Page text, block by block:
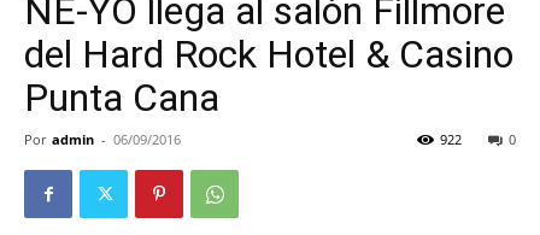
NE-YO llega al salón Fillmore
del Hard Rock Hotel & Casino
Punta Cana
Por admin - 06/09/2016 0
922